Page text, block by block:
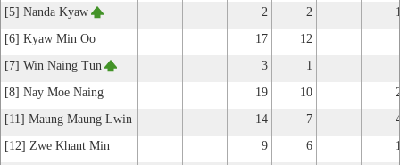
[5] Nanda Kyaw
2 2
[6] Kyaw Min Oo
17
12
[7] Win Naing Tun
3
1
[8] Nay Moe Naing
19 10
[11] Maung Maung Lwin
14 7
[12] Zwe Khant Min
9 6